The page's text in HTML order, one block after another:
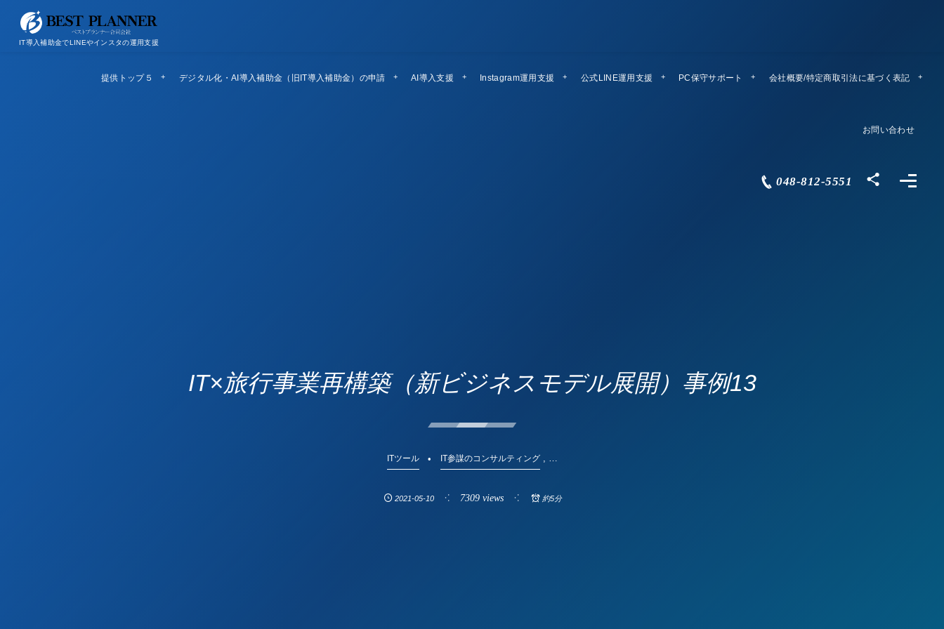
IT導入補助金でLINEやインスタの運用支援
提供トップ５
Top5 デジタル化・AI導入補助金（旧IT導入補助金）の申請 AI導入支援 Instagram運用支援 公式LINE運用支援 PC保守サポート
リモートメンテ 会社概要/特定商取引法に基づく表記
Company Profile
お問い合わせ
Contact
048-812-5551
IT×旅行事業再構築（新ビジネスモデル展開）事例13
ITツール IT参謀のコンサルティング, …
2021-05-10 7309 views 約5分